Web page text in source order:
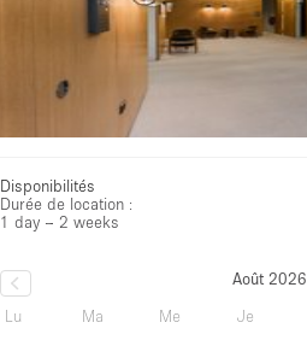
Disponibilités
Durée de location :
1 day – 2 weeks
Août 2026
Lu
Ma Me Je